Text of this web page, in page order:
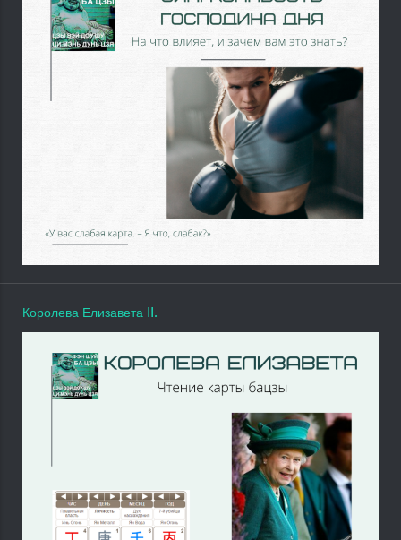
Королева Елизавета II.